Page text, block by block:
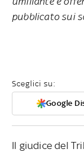
pubblicato sui
Sceglici su:
Google
Il giudice del